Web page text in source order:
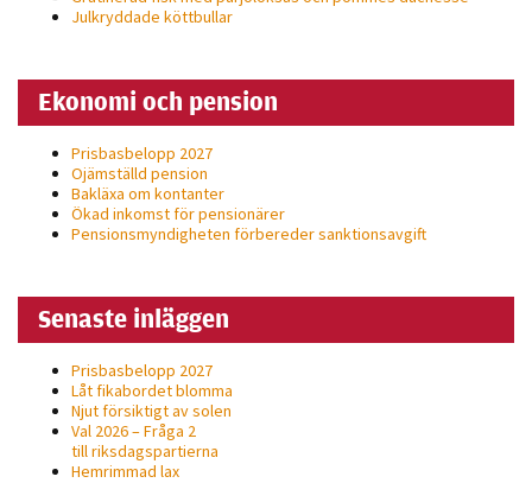
Julkryddade köttbullar
Ekonomi och pension
Prisbasbelopp 2027
Ojämställd pension
Bakläxa om kontanter
Ökad inkomst för pensionärer
Pensionsmyndigheten förbereder sanktionsavgift
Senaste inläggen
Prisbasbelopp 2027
Låt fikabordet blomma
Njut försiktigt av solen
Val 2026 – Fråga 2
till riksdagspartierna
Hemrimmad lax